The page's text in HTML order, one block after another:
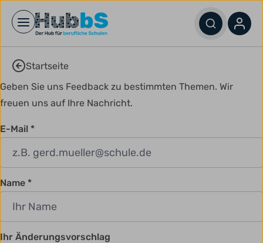
Open main menu
Startseite
Geben Sie uns Feedback zu bestimmten Themen. Wir
freuen uns auf Ihre Nachricht.
E-Mail
Name
Ihr Änderungsvorschlag